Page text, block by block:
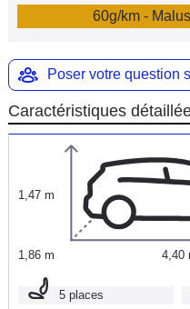
60g/km -
Poser votre question
Caractéristiques
1,47 m
1,86 m 4,40
5 places